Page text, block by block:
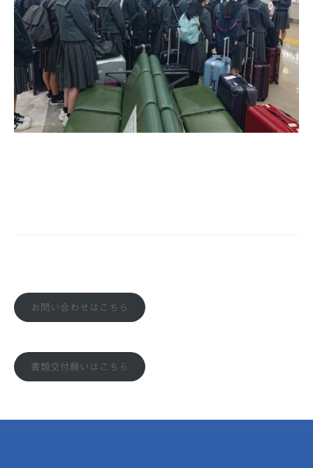
お問い合わせはこちら
書類交付願いはこちら